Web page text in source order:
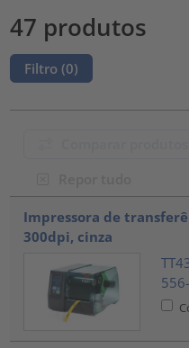
47 produtos
Filtro (0)
Impressora de
300dpi, cinza